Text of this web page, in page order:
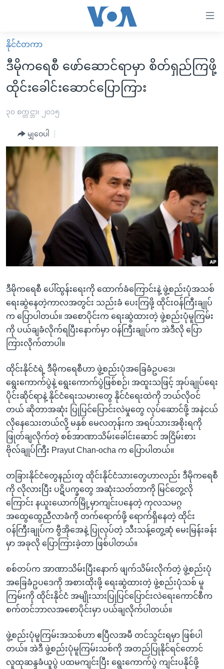
လွယ်ကူ
စေ
သည့်
Link
များ
အကြောင်းအရာ
သို့
ကျော်
ကြည့်
ပင်မ
စာမျက်နှာ
သို့
ကြည့်
ရန်
နေရာ
ကျော်
ရန်
မူလစာမျက်နှာ
မြန်မာ
ကမ္ဘာ့သတင်းများ
အစ္စရေး-ပါလက်စတိုင်း
ရပ်ဝန်းတခု လမ်းတခု အလွန်
အင်္ဂလိပ်စာလေ့လာမယ်
အမေရိကန်သုံးအီဒီယံ
မကြေးမုံရဲ့ အင်္ဂလိပ်စာ
ရုပ်ရှင်ထဲက အင်္ဂလိပ်စာ
သုတပဒေသာ အင်္ဂလိပ်စာ
အပတ်စဉ်ကဏ္ဍများ
တီဗွီ
ရေဒီယိုနှင့်ရုပ်သံ အချက်အလက်များ
ရေဒီယို/တီဗွီအစီအစဉ်
Learning English
ဗွီအိုအေ လူမှုကွန်ယက်များ
ဘာသာစကားများ
နိုင်ငံတကာ
ဒီမိုကရေစီ ဖော်ဆောင်ရာမှာ စိတ်ရှည်ကြဖို့
ထိုင်းခေါင်းဆောင်ပြောကြား
၃၀ စက္တင္ဘာ၊ ၂၀၁၅
မျှဝေပါ
ဒီမိုကရေစီ ပေါ်ထွန်းရေးကို ထောက်ခံကြောင်းနဲ့ ဖွဲ့စည်းပုံအသစ်
ရေးဆွဲနေတဲ့ကာလအတွင်း သည်းခံ ပေးကြဖို့ ထိုင်းဝန်ကြီးချုပ်
က ပြောပါတယ်။ အစောပိုင်းက ရေးဆွဲထားတဲ့ ဖွဲ့စည်းပုံမူကြမ်း
ကို ပယ်ချခံလိုက်ရပြီးနောက်မှာ ဝန်ကြီးချုပ်က အဲဒီလို ပြော
ကြားလိုက်တာပါ။
ထိုင်းနိုင်ငံရဲ့ ဒီမိုကရေစီဟာ ဖွဲ့စည်းပုံအခြေခံဥပဒေ၊
ရွေးကောက်ပွဲနဲ့ ရွေးကောက်ပွဲဖြစ်စဉ်၊ အထူးသဖြင့် အုပ်ချုပ်ရေး
ပိုင်းဆိုင်ရာနဲ့ နိုင်ငံရေးသမားတွေ နိုင်ငံရေးထဲကို ဘယ်လိုဝင်
တယ် ဆိုတာအဆုံး ပြုပြင်ပြောင်းလဲမှုတွေ လုပ်ဆောင်ဖို့ အနဲငယ်
လိုနေသေးတယ်လို့ မနှစ် မေလတုန်းက အရပ်သားအစိုးရကို
ဖြုတ်ချလိုက်တဲ့ စစ်အာဏာသိမ်းခေါင်းဆောင် အငြိမ်းစား
ဗိုလ်ချုပ်ကြီး Prayut Chan-ocha က ပြောပါတယ်။
တခြားနိုင်ငံတွေနည်းတူ ထိုင်းနိုင်ငံသားတွေဟာလည်း ဒီမိုကရေစီ
ကို လိုလားပြီး ပဋိပက္ခတွေ အဆုံးသတ်တာကို မြင်တွေ့လို
ကြောင်း နယူးယောက်မြို့မှာကျင်းပနေတဲ့ ကုလသမဂ္ဂ
အထွေထွေညီလာခံကို တက်ရောက်ဖို့ ရောက်ရှိနေတဲ့ ထိုင်း
ဝန်ကြီးချုပ်က ဗွီအိုအေနဲ့ ပြုလုပ်တဲ့ သီးသန့်တွေ့ဆုံ မေးမြန်းခန်း
မှာ အခုလို ပြောကြားခဲ့တာ ဖြစ်ပါတယ်။
စစ်တပ်က အာဏာသိမ်းပြီးနောက် ဖျက်သိမ်းလိုက်တဲ့ ဖွဲ့စည်းပုံ
အခြေခံဥပဒေကို အစားထိုးဖို့ ရေးဆွဲထားတဲ့ ဖွဲ့စည်းပုံသစ် မူ
ကြမ်းကို ထိုင်းနိုင်ငံ အမျိုးသားပြုပြင်ပြောင်းလဲရေးကောင်စီက
စက်တင်ဘာလအစောပိုင်းမှာ ပယ်ချလိုက်ပါတယ်။
ဖွဲ့စည်းပုံမူကြမ်းအသစ်ဟာ ဧပြီလအမီ တင်သွင်းရမှာ ဖြစ်ပါ
တယ်။ အဲဒီ ဖွဲ့စည်းပုံမူကြမ်းသစ်ကို အတည်ပြုနိုင်ရင်တောင်
လူထုဆန္ဒခံယူပွဲ ပထမကျင်းပြီး ရွေးကောက်ပွဲ ကျင်းပနိုင်ဖို့